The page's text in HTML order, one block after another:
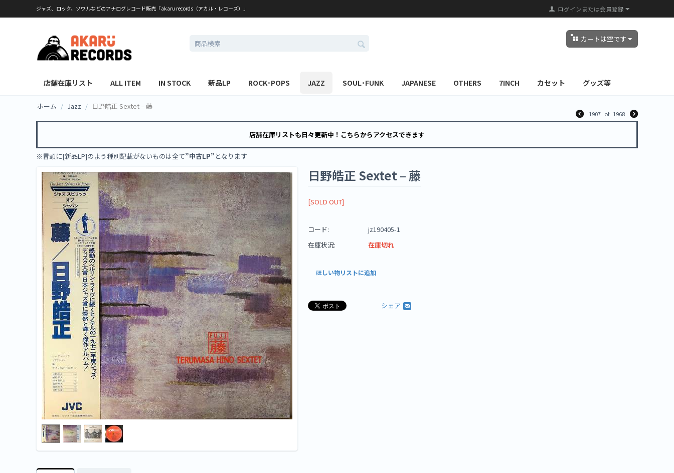
ジャズ、ロック、ソウルなどのアナログレコード販売「akaru records（アカル・レコーズ）」 ログインまたは会員登録
カートは空です
店舗在庫リスト ALL ITEM IN STOCK 新品LP ROCK･POPS JAZZ SOUL･FUNK JAPANESE OTHERS 7INCH カセット グッズ等
ホーム / Jazz / 日野皓正 Sextet ‎– 藤
1907 of 1968
店舗在庫リストも日々更新中！こちらからアクセスできます
※冒頭に[新品LP]のよう種別記載がないものは全て”中古LP” となります
日野皓正 Sextet ‎– 藤
[SOLD OUT]
コード:
jz190405-1
在庫状況:
在庫切れ
ほしい物リストに追加
シェア